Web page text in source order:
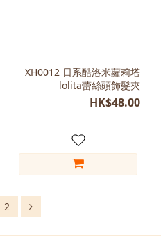
XH0012 日系酷洛米蘿莉塔
lolita蕾絲頭飾髮夾
HK$48.00
2